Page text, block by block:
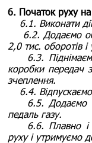
6. Початок руху на
6.1. Виконати
6.2. Додаємо
2,0 тис. оборотів
6.3.
коробки передач
зчеплення.
6.4.
6.5. Додаємо
педаль газу.
6.6. Плавно і
руху і утримуємо